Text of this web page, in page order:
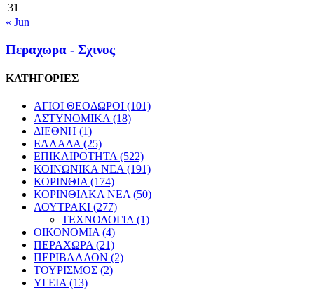
31
« Jun
Περαχωρα - Σχινος
ΚΑΤΗΓΟΡΙΕΣ
ΑΓΙΟΙ ΘΕΟΔΩΡΟΙ (101)
ΑΣΤΥΝΟΜΙΚΑ (18)
ΔΙΕΘΝΗ (1)
ΕΛΛΑΔΑ (25)
ΕΠΙΚΑΙΡΟΤΗΤΑ (522)
ΚΟΙΝΩΝΙΚΑ ΝΕΑ (191)
ΚΟΡΙΝΘΙΑ (174)
ΚΟΡΙΝΘΙΑΚΑ ΝΕΑ (50)
ΛΟΥΤΡΑΚΙ (277)
ΤΕΧΝΟΛΟΓΙΑ (1)
ΟΙΚΟΝΟΜΙΑ (4)
ΠΕΡΑΧΩΡΑ (21)
ΠΕΡΙΒΑΛΛΟΝ (2)
ΤΟΥΡΙΣΜΟΣ (2)
ΥΓΕΙΑ (13)